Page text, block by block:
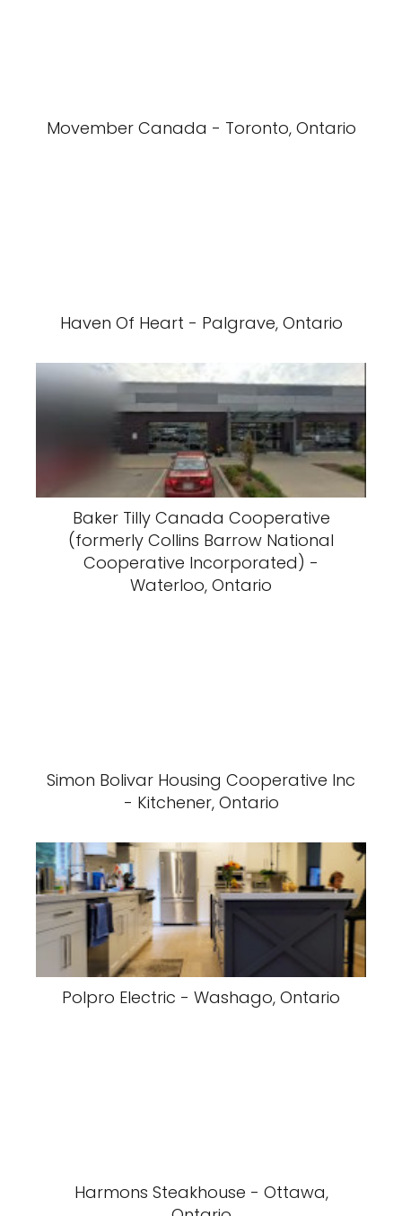
Movember Canada - Toronto, Ontario
Haven Of Heart - Palgrave, Ontario
Baker Tilly Canada Cooperative
(formerly Collins Barrow National
Cooperative Incorporated) -
Waterloo, Ontario
Simon Bolivar Housing Cooperative Inc
- Kitchener, Ontario
Polpro Electric - Washago, Ontario
Harmons Steakhouse - Ottawa,